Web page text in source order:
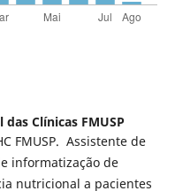
das Clínicas FMUSP
FMUSP. Assistente de
informatização de
nutricional a pacientes